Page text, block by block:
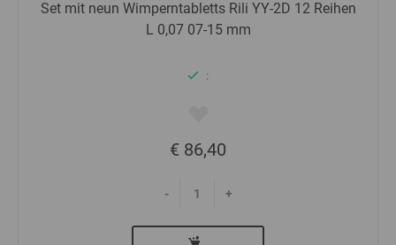
Set mit neun Wimperntabletts Rili YY-2D 12 Reihen
L 0,07 07-15 mm
:
€ 86,40
- +